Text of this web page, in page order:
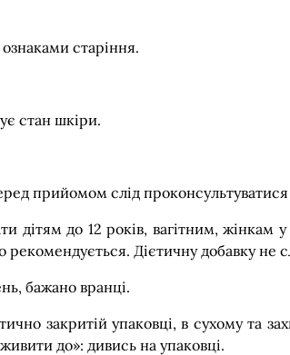
старіння.
стан шкіри.
прийомом слід проконсультуватися
дітям до 12 років, вагітним, жінкам
Дієтичну добавку не
бажано вранці.
закритій упаковці, в сухому та
до»: дивись на упаковці.